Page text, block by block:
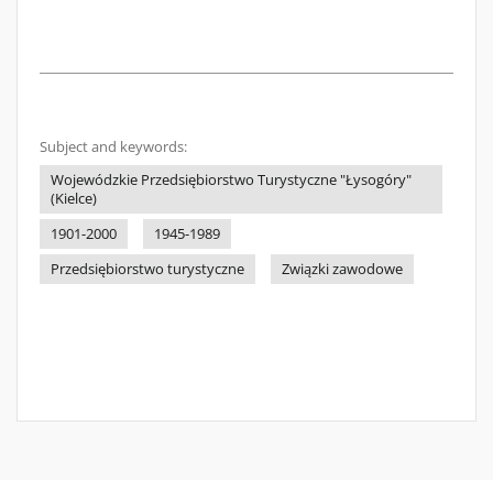
Subject and keywords:
Wojewódzkie Przedsiębiorstwo Turystyczne "Łysogóry"
(Kielce)
1901-2000
1945-1989
Przedsiębiorstwo turystyczne
Związki zawodowe